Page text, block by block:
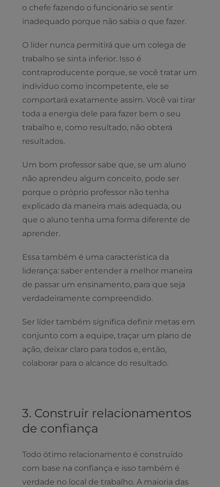
o chefe fazendo o funcionário se sentir
inadequado porque não sabia o que fazer.
O líder nunca permitirá que um colega de
trabalho se sinta inferior. Isso é
contraproducente porque, se você tratar um
indivíduo como incompetente, ele se
comportará exatamente assim. Você vai tirar
toda a energia dele para fazer bem o seu
trabalho e, como resultado, não obterá
resultados.
Um bom professor sabe que, se um aluno
não aprendeu algum conceito, pode ser
porque o próprio professor não tenha
explicado da maneira mais adequada, ou
que o aluno tenha uma forma diferente de
aprender.
Essa também é uma característica da
liderança: saber entender a melhor maneira
de passar um ensinamento, para que seja
verdadeiramente compreendido.
Ser líder também significa definir metas em
conjunto com a equipe, traçar um plano de
ação, deixar claro para todos e, então,
colaborar para o alcance do resultado.
3. Construir relacionamentos
de confiança
Todo ótimo relacionamento é construído
com base na confiança e isso também é
verdade no local de trabalho. A maioria das